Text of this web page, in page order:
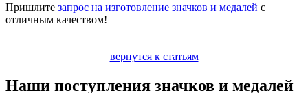
Пришлите запрос на изготовление значков и медалей с
отличным качеством!
вернутся к статьям
Наши поступления значков и медалей